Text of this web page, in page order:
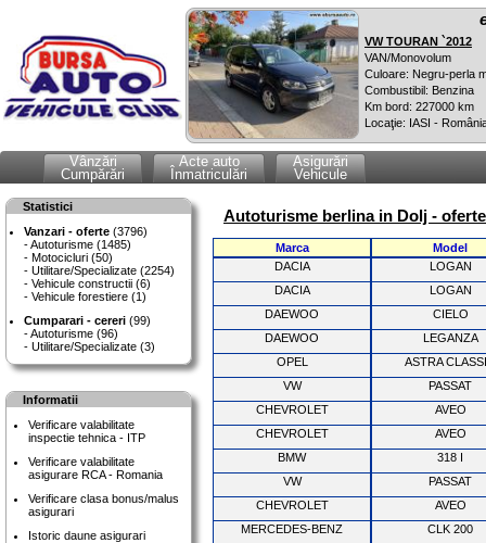
VW TOURAN `2012
VAN/Monovolum
Culoare: Negru-perla
Combustibil: Benzina
Km bord: 227000 km
Locaţie: IASI -
Vânzări
Cumpărări
Acte auto
Înmatriculări
Asigurări
Vehicule
Statistici
Vanzari - oferte (3796)
Autoturisme (1485)
Motocicluri (50)
Utilitare/Specializate (2254)
Vehicule constructii (6)
Vehicule forestiere (1)
Cumparari - cereri (99)
Autoturisme (96)
Utilitare/Specializate (3)
Informatii
Verificare valabilitate
inspectie tehnica - ITP
Verificare valabilitate
asigurare RCA - Romania
Verificare clasa bonus/malus
asigurari
Istoric daune asigurari
Autoturisme berlina in Dolj -
Marca
Model
DACIA
LOGAN
DACIA
LOGAN
DAEWOO
CIELO
DAEWOO
LEGANZA
OPEL
ASTRA
VW
PASSAT
CHEVROLET
AVEO
CHEVROLET
AVEO
BMW
318 I
VW
PASSAT
CHEVROLET
AVEO
MERCEDES-BENZ
CLK 200